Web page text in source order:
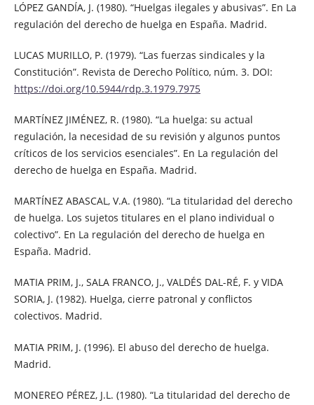
LÓPEZ GANDÍA, J. (1980). “Huelgas ilegales y abusivas”. En La
regulación del derecho de huelga en España. Madrid.
LUCAS MURILLO, P. (1979). “Las fuerzas sindicales y la
Constitución”. Revista de Derecho Político, núm. 3. DOI:
https://doi.org/10.5944/rdp.3.1979.7975
MARTÍNEZ JIMÉNEZ, R. (1980). “La huelga: su actual
regulación, la necesidad de su revisión y algunos puntos
críticos de los servicios esenciales”. En La regulación del
derecho de huelga en España. Madrid.
MARTÍNEZ ABASCAL, V.A. (1980). “La titularidad del derecho
de huelga. Los sujetos titulares en el plano individual o
colectivo”. En La regulación del derecho de huelga en
España. Madrid.
MATIA PRIM, J., SALA FRANCO, J., VALDÉS DAL-RÉ, F. y VIDA
SORIA, J. (1982). Huelga, cierre patronal y conflictos
colectivos. Madrid.
MATIA PRIM, J. (1996). El abuso del derecho de huelga.
Madrid.
MONEREO PÉREZ, J.L. (1980). “La titularidad del derecho de